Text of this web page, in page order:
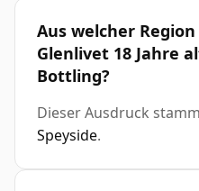
Aus welcher
Glenlivet 18 Jahre
Bottling?
Dieser Ausdruck
Speyside.